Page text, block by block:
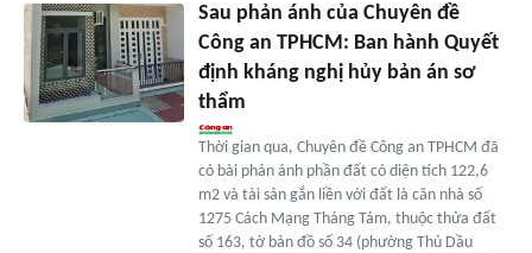
Sau phản ánh của Chuyên đề
Công an TPHCM: Ban hành Quyết
định kháng nghị hủy bản án sơ
thẩm
Thời gian qua, Chuyên đề Công an TPHCM đã
có bài phản ánh phần đất có diện tích 122,6
m2 và tài sản gắn liền với đất là căn nhà số
1275 Cách Mạng Tháng Tám, thuộc thửa đất
số 163, tờ bản đồ số 34 (phường Thủ Dầu